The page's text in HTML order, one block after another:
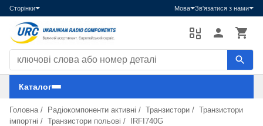
Сторінки Мова Зв'язатися з нами
Пошук компонентів
Каталог
Головна / Радіокомпоненти активні / Транзистори / Транзистори
імпортні / Транзистори польові / IRFI740G